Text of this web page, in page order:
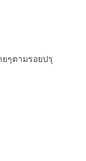
ยๆตามรอยปรุ